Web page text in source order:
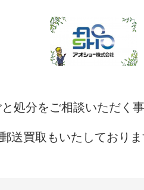
処分をご相談いただく
送買取もいたしておりま